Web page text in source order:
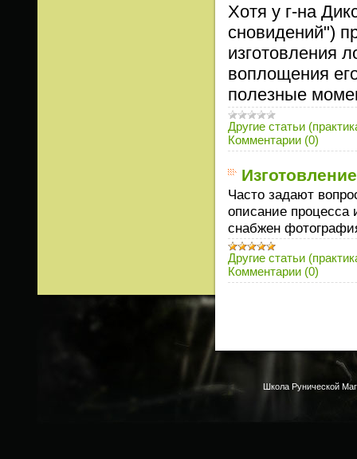
Хотя у г-на
сновидений")
изготовления
воплощения
полезные
Другие статьи
Комментарии (0)
Часто задают
описание процесса
снабжен
Другие статьи
Комментарии (0)
Школа Рунической